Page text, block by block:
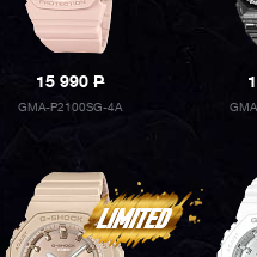
15 990P
GMA-P2100SG-4A